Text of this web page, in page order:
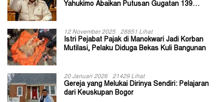
Yahukimo Abaikan Putusan Gugatan 139
12 November 2025 28851 Lihat
Istri Pejabat Pajak di Manokwari Jadi Korban
Mutilasi, Pelaku Diduga Bekas Kuli Bangunan
20 Januari 2026 21429 Lihat
Gereja yang Melukai Dirinya Sendiri: Pelajaran
dari Keuskupan Bogor